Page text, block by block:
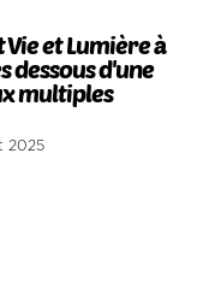
et Lumière à
dessous d'une
multiples
2025